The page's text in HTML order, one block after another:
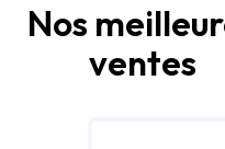
Nos
ventes